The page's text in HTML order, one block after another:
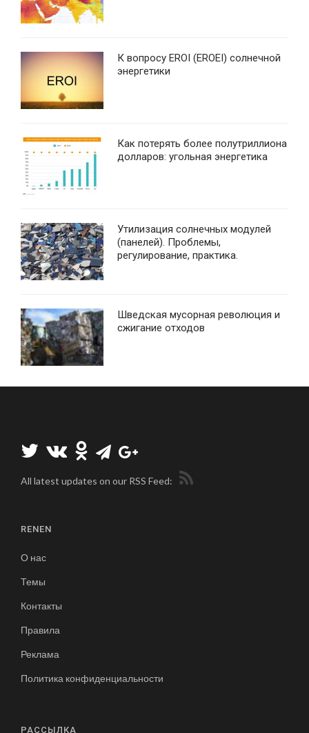
К вопросу EROI (EROEI) солнечной
энергетики
Как потерять более полутриллиона
долларов: угольная энергетика
Утилизация солнечных модулей
(панелей). Проблемы,
регулирование, практика.
Шведская мусорная революция и
сжигание отходов
All latest updates on our RSS Feed:
RENEN
О нас
Темы
Контакты
Правила
Реклама
Политика конфиденциальности
РАССЫЛКА